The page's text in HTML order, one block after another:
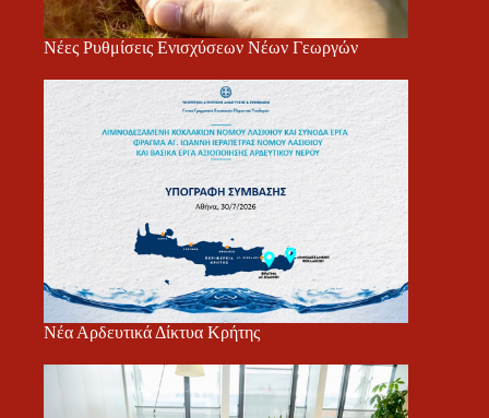
Νέες Ρυθμίσεις Ενισχύσεων Νέων Γεωργών
Νέα Αρδευτικά Δίκτυα Κρήτης